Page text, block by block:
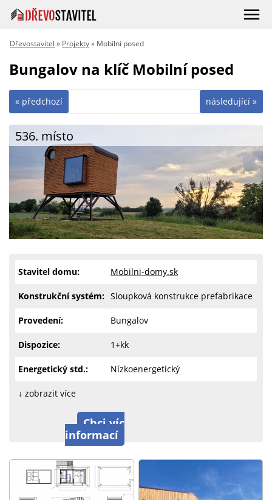
Dřevostavitel » Projekty» Mobilní posed
Bungalov na klíč Mobilní posed
následující »
« předchozí
536. místo
Stavitel domu: Mobilni-domy.sk
Konstrukční systém: Sloupková konstrukce prefabrikace
Provedení: Bungalov
Dispozice: 1+kk
Energetický std.: Nízkoenergetický
↓ zobrazit více
Chci víc
informací